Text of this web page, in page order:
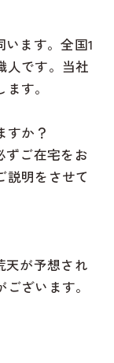
ます。全国1
人です。当社
す。
すか？
ずご在宅をお
説明をさせて
天が予想され
ざいます。